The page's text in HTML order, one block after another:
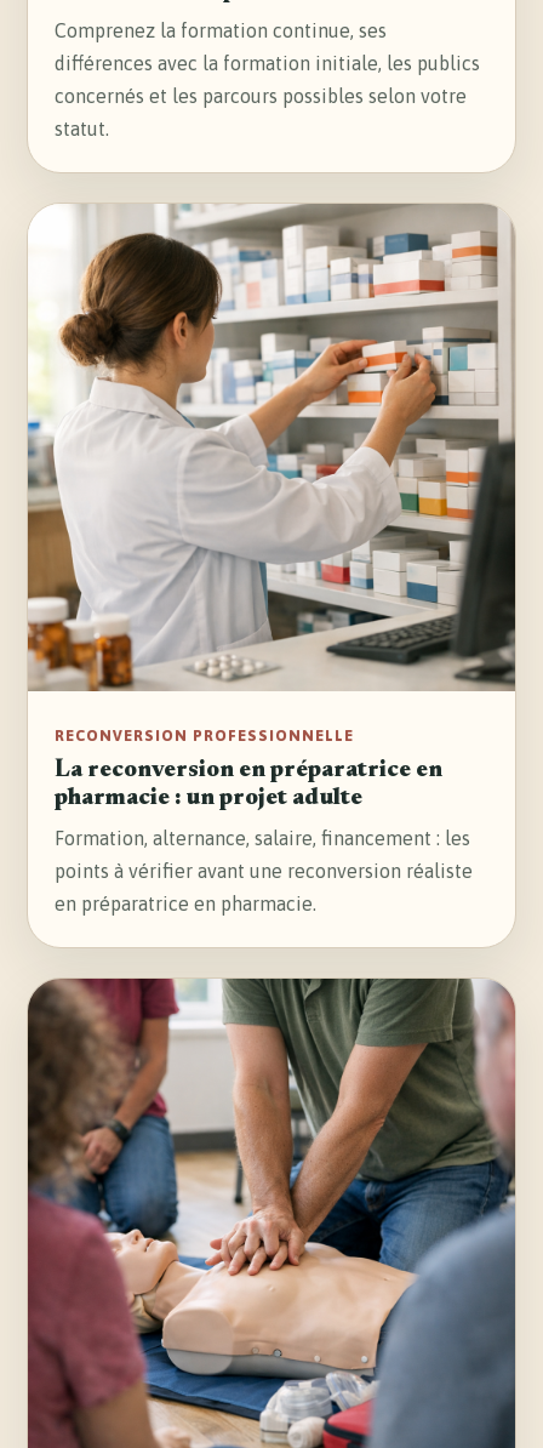
Comprenez la formation continue, ses
différences avec la formation initiale, les publics
concernés et les parcours possibles selon votre
statut.
RECONVERSION PROFESSIONNELLE
La reconversion en préparatrice en
pharmacie : un projet adulte
Formation, alternance, salaire, financement : les
points à vérifier avant une reconversion réaliste
en préparatrice en pharmacie.